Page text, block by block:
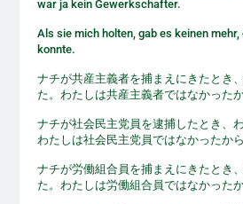
war ja kein Gewerkschafter.
Als sie mich holten, gab es keinen
konnte.
ナチが共産主義者を捕まえにきたとき
た。わたしは共産主義者ではなかったか
ナチが社会民主党員を逮捕したとき、
わたしは社会民主党員ではなかったから
ナチが労働組合員を捕まえにきたとき
た。わたしは労働組合員ではなかったか